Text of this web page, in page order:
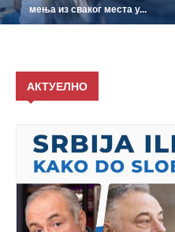
мења из сваког места у...
AКТУЕЛНО